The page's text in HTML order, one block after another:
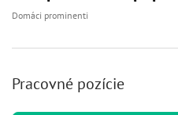
Domáci prominenti
Pracovné pozície